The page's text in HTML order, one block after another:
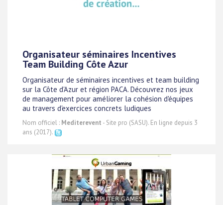
Organisateur séminaires Incentives
Team Building Côte Azur
Organisateur de séminaires incentives et team building
sur la Côte d'Azur et région PACA. Découvrez nos jeux
de management pour améliorer la cohésion d'équipes
au travers d'exercices concrets ludiques
Nom officiel : Mediterevent - Site pro (SASU). En ligne depuis 3
ans (2017).